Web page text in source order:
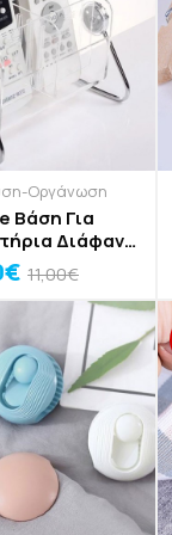
Οργάνωση
Βάση Για
Διάφανη
11,00€